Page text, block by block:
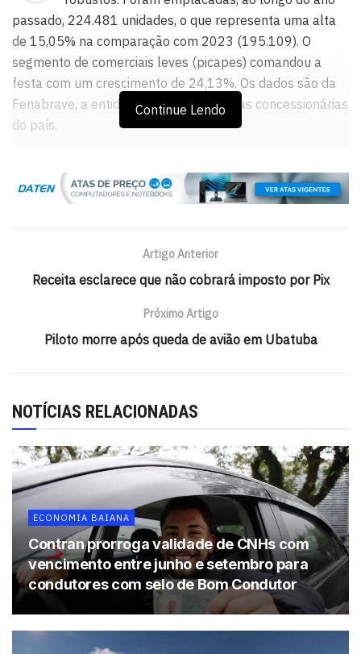
passado, 224.481 unidades, o que representa uma alta
de 15,05% na comparação com 2023 (195.109). O
segmento de comerciais leves (picapes) comandou a
festa com um crescimento de 24,13%. Os dados são da
Fenabrave, a entidade que representa as concessionárias
do país.
expansão 13,23% ante 2023. Chama atenção ainda o
setor de motocicletas. De janeiro a dezembro de 2024,
negócios no mercado de veículos da Bahia em 2024.
Continue Lendo
Tags: Bahia destaque Fenabrave veículos
Artigo Anterior
Receita esclarece que não cobrará imposto por Pix
Próximo Artigo
Piloto morre após queda de avião em Ubatuba
NOTÍCIAS RELACIONADAS
ECONOMIA BAIANA
Contran prorroga validade de CNHs com
vencimento entre junho e setembro para
condutores com selo de Bom Condutor